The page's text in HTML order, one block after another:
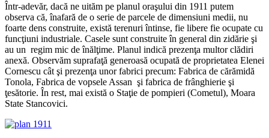
Într-adevăr, dacă ne uităm pe planul oraşului din 1911 putem
observa că, înafară de o serie de parcele de dimensiuni medii, nu
foarte dens construite, există terenuri întinse, fie libere fie ocupate cu
funcţiuni industriale. Casele sunt construite în general din zidărie şi
au un regim mic de înălţime. Planul indică prezenţa multor clădiri
anexă. Observăm suprafaţă generoasă ocupată de proprietatea Elenei
Cornescu cât şi prezenţa unor fabrici precum: Fabrica de cărămidă
Tonola, Fabrica de vopsele Assan şi fabrica de frânghierie şi
ţesătorie. În rest, mai există o Staţie de pompieri (Cometul), Moara
State Stancovici.